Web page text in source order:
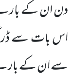
دن ان کے بارے
اس بات سے ڈر
سے ان کے